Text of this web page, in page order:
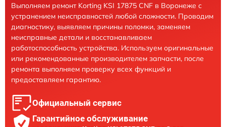
Выполняем ремонт Korting KSI 17875 CNF в Воронеже с
устранением неисправностей любой сложности. Проводим
диагностику, выявляем причины поломки, заменяем
неисправные детали и восстанавливаем
работоспособность устройства. Используем оригинальные
или рекомендованные производителем запчасти, после
ремонта выполняем проверку всех функций и
предоставляем гарантию.
Официальный сервис
Гарантийное обслуживание